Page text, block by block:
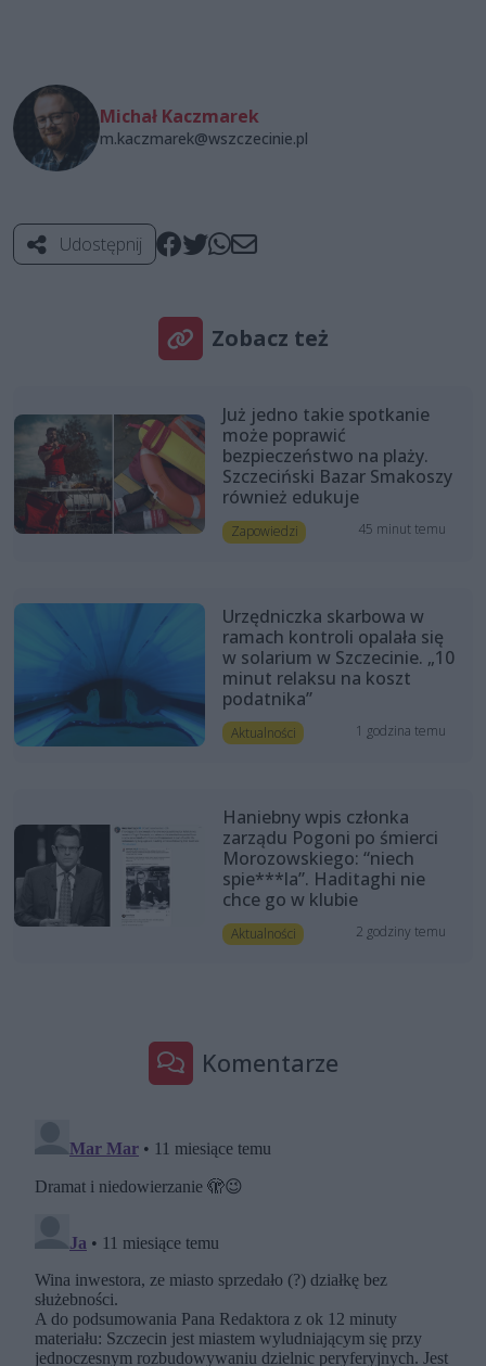
Michał Kaczmarek
m.kaczmarek@wszczecinie.pl
Udostępnij
Zobacz też
Już jedno takie spotkanie
może poprawić
bezpieczeństwo na plaży.
Szczeciński Bazar Smakoszy
również edukuje
Zapowiedzi 45 minut temu
Urzędniczka skarbowa w
ramach kontroli opalała się
w solarium w Szczecinie. „10
minut relaksu na koszt
podatnika”
Aktualności 1 godzina temu
Haniebny wpis członka
zarządu Pogoni po śmierci
Morozowskiego: “niech
spie***la”. Haditaghi nie
chce go w klubie
Aktualności 2 godziny temu
Komentarze